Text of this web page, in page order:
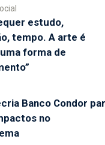
estudo,
tempo. A arte é
forma de
Banco Condor
no